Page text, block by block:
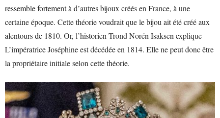
ressemble fortement à d’autres bijoux créés en France, à une
certaine époque. Cette théorie voudrait que le bijou ait été créé aux
alentours de 1810. Or, l’historien Trond Norén Isaksen explique
L’impératrice Joséphine est décédée en 1814. Elle ne peut donc être
la propriétaire initiale selon cette théorie.